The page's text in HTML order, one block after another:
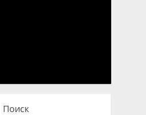
Поиск